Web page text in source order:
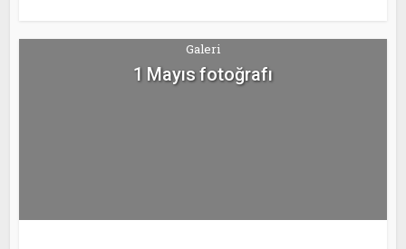
Galeri
1 Mayıs fotoğrafı